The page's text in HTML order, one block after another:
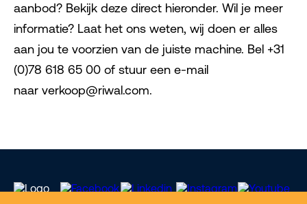
aanbod? Bekijk deze direct hieronder. Wil je meer
informatie? Laat het ons weten, wij doen er alles
aan jou te voorzien van de juiste machine. Bel +31
(0)78 618 65 00 of stuur een e-mail
naar verkoop@riwal.com.